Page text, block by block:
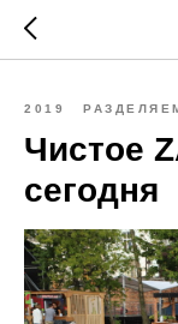
2019
Чистое
сегодня